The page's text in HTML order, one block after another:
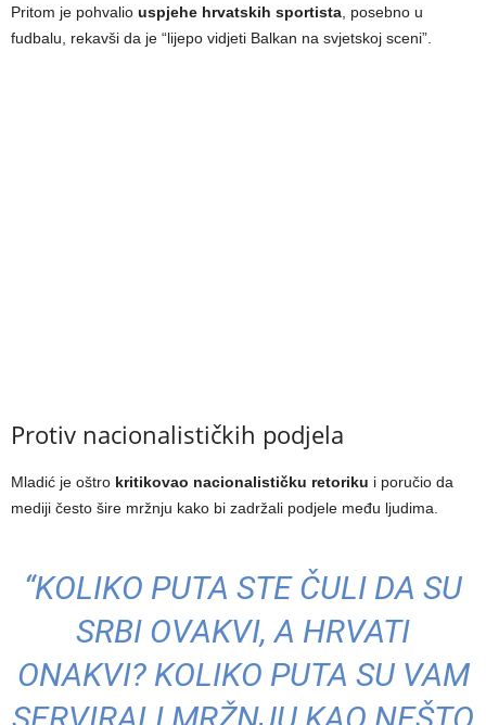
Pritom je pohvalio uspjehe hrvatskih sportista , posebno u
fudbalu, rekavši da je “lijepo vidjeti Balkan na svjetskoj sceni”.
Protiv nacionalističkih podjela
Mladić je oštro kritikovao nacionalističku retoriku i poručio da
mediji često šire mržnju kako bi zadržali podjele među ljudima.
“KOLIKO PUTA STE ČULI DA SU
SRBI OVAKVI, A HRVATI
ONAKVI? KOLIKO PUTA SU VAM